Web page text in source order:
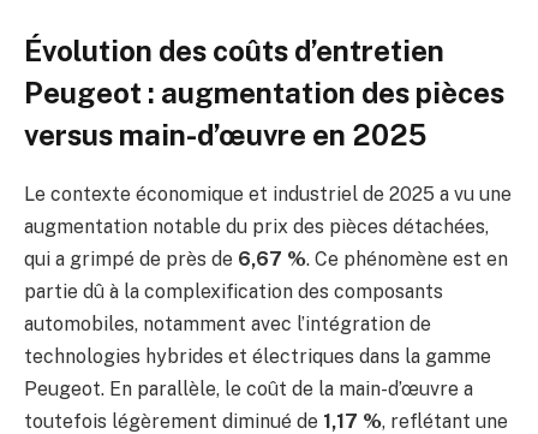
Évolution des coûts d’entretien
Peugeot : augmentation des pièces
versus main-d’œuvre en 2025
Le contexte économique et industriel de 2025 a vu une
augmentation notable du prix des pièces détachées,
qui a grimpé de près de 6,67 %. Ce phénomène est en
partie dû à la complexification des composants
automobiles, notamment avec l’intégration de
technologies hybrides et électriques dans la gamme
Peugeot. En parallèle, le coût de la main-d’œuvre a
toutefois légèrement diminué de 1,17 %, reflétant une